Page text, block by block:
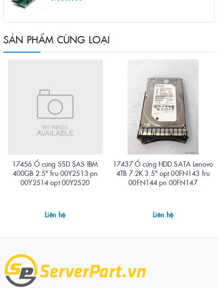
SẢN PHẨM CÙNG LOẠI
17456 Ổ cứng SSD SAS IBM
400GB 2.5" fru 00Y2513 pn
00Y2514 opt 00Y2520
Liên hệ
17437 Ổ cứng HDD SATA Lenovo
4TB 7.2K 3.5" opt 00FN143 fru
00FN144 pn 00FN147
Liên hệ